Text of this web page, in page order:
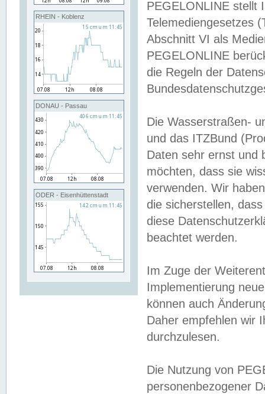
RHEIN - Koblenz
DONAU - Passau
ODER - Eisenhüttenstadt
PEGELONLINE stellt
Telemediengesetzes
Abschnitt VI als
PEGELONLINE
die Regeln der
Die Wasserstraßen-
und das ITZBund
Daten sehr ernst und
möchten, dass sie
verwenden. Wir
die sicherstellen,
diese
beachtet werden.
Im Zuge der
Implementierung
können auch
Daher empfehlen wir
durchzulesen.
Die Nutzung von
personenbezogener